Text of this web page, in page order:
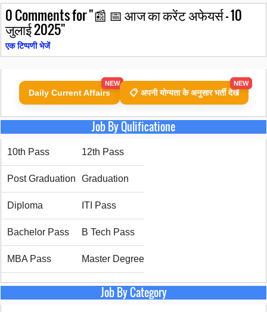
0Comments for "📰 📅 आज का करेंट अफेयर्स – 10
जुलाई 2025"
एक टिप्पणी भेजें
Daily Current Affairs
NEW
📋 अपनी योग्यता के अनुसार भर्ती देखें
NEW
Job By Qulificatione
10th Pass 12th Pass
Post Graduation Graduation
Diploma ITI Pass
Bachelor Pass B Tech Pass
MBA Pass Master Degree
Job By Category